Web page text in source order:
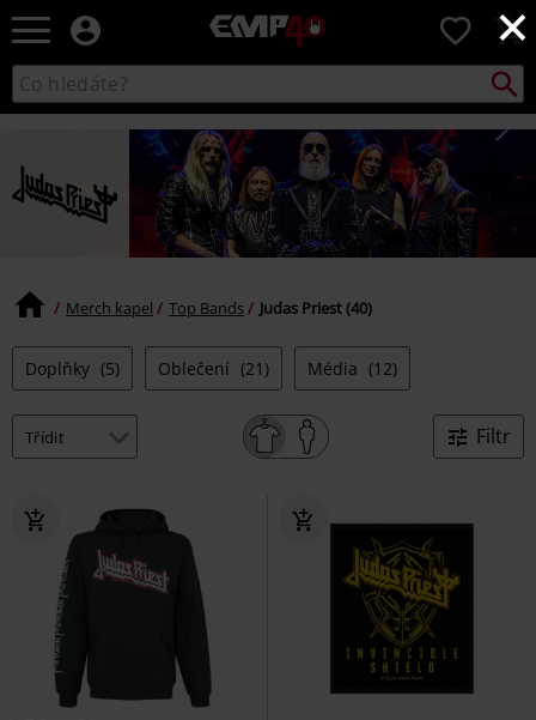
×
EMP
Hudba,
filmy
seriály,
Merch
pro
hráče,
Alternativní
0
Katalog
vyhledávání
Merch kapel Top Bands Judas Priest (40)
Doplňky (5) Oblečení (21) Média (12)
Filtr